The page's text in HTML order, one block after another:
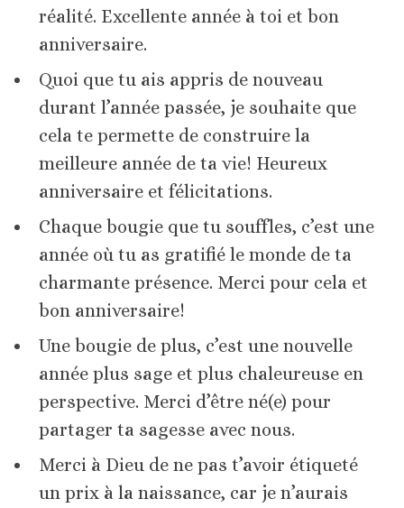
réalité. Excellente année à toi et bon
anniversaire.
Quoi que tu ais appris de nouveau
durant l’année passée, je souhaite que
cela te permette de construire la
meilleure année de ta vie! Heureux
anniversaire et félicitations.
Chaque bougie que tu souffles, c’est une
année où tu as gratifié le monde de ta
charmante présence. Merci pour cela et
bon anniversaire!
Une bougie de plus, c’est une nouvelle
année plus sage et plus chaleureuse en
perspective. Merci d’être né(e) pour
partager ta sagesse avec nous.
Merci à Dieu de ne pas t’avoir étiqueté
un prix à la naissance, car je n’aurais